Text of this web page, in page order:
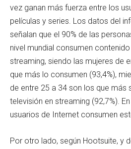
vez ganan más fuerza entre los
películas y series. Los datos del
señalan que el 90% de las
nivel mundial consumen
streaming, siendo las mujeres de
que más lo consumen (93,4%),
de entre 25 a 34 son los que más
televisión en streaming (92,7%).
usuarios de Internet consumen
Por otro lado, según Hootsuite, y